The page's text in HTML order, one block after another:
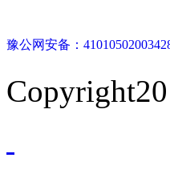
豫公网安备：